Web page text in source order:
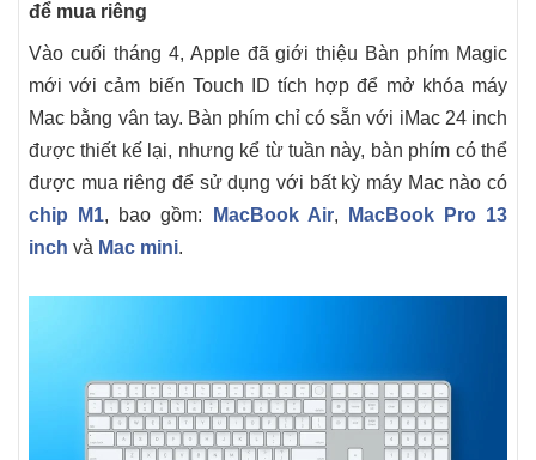
để mua riêng
Vào cuối tháng 4, Apple đã giới thiệu Bàn phím Magic
mới với cảm biến Touch ID tích hợp để mở khóa máy
Mac bằng vân tay. Bàn phím chỉ có sẵn với iMac 24 inch
được thiết kế lại, nhưng kể từ tuần này, bàn phím có thể
được mua riêng để sử dụng với bất kỳ máy Mac nào có
chip M1, bao gồm: MacBook Air,
MacBook Pro 13
inch và Mac mini.